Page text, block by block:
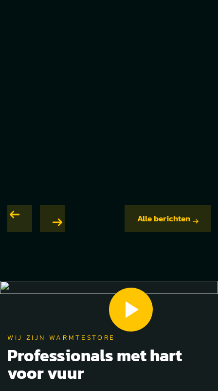
Alle berichten
WIJ ZIJN WARMTESTORE
Professionals met hart
voor vuur